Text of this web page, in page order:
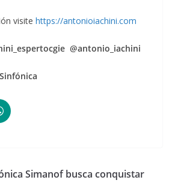
visite https://antonioiachini.com
@antonio_iachini
Simanof busca conquistar